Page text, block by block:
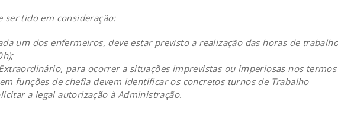
ser tido em consideração:
um dos enfermeiros, deve estar previsto a realização das horas de trabalho
para ocorrer a situações imprevistas ou imperiosas nos
funções de chefia devem identificar os concretos turnos de Trabalho
a legal autorização à Administração.